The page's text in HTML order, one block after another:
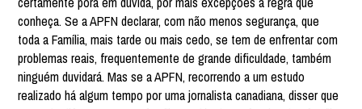
conheça. Se a APFN declarar, com não menos segurança, que
toda a Família, mais tarde ou mais cedo, se tem de enfrentar com
problemas reais, frequentemente de grande dificuldade, também
ninguém duvidará. Mas se a APFN, recorrendo a um estudo
realizado há algum tempo por uma jornalista canadiana, disser que